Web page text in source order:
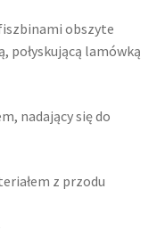
obszyte
połyskującą lamówką
nadający się do
z przodu